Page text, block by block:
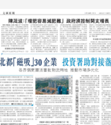
A18：體育
A19：國際專題
A20：國際
B01：文匯馬經